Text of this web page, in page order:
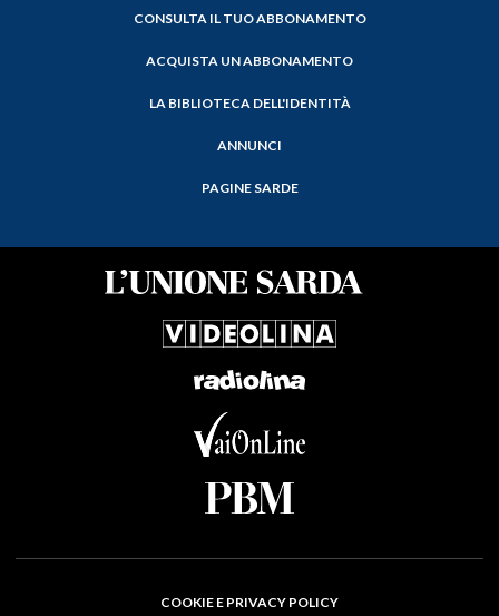
CONSULTA IL TUO ABBONAMENTO
ACQUISTA UN ABBONAMENTO
LA BIBLIOTECA DELL'IDENTITÀ
ANNUNCI
PAGINE SARDE
COOKIE E PRIVACY POLICY